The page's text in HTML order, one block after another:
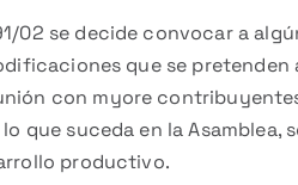
02 se decide convocar a
que se pretenden
con myore
que suceda en la Asamblea,
productivo.